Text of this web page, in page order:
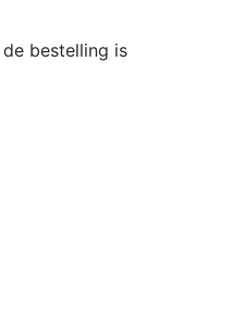
bestelling is